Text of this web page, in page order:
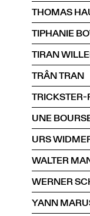
THOMAS
TIPHANIE
TIRAN
TRÂN TRAN
UNE
URS
WALTER
WERNER
YANN